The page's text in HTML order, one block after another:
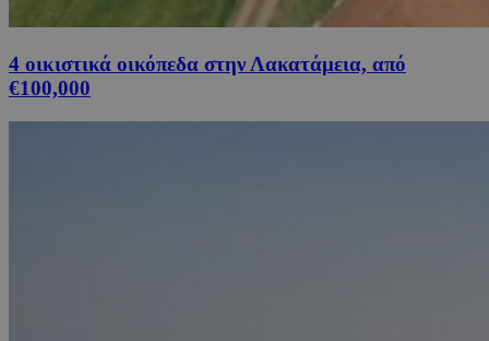
4 οικιστικά οικόπεδα στην Λακατάμεια, από
€100,000